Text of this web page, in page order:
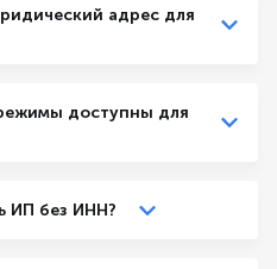
адрес для
доступны для
ИП без ИНН?